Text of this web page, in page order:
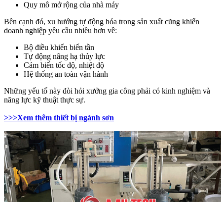
Quy mô mở rộng của nhà máy
Bên cạnh đó, xu hướng tự động hóa trong sản xuất cũng khiến
doanh nghiệp yêu cầu nhiều hơn về:
Bộ điều khiển biến tần
Tự động nâng hạ thủy lực
Cảm biến tốc độ, nhiệt độ
Hệ thống an toàn vận hành
Những yếu tố này đòi hỏi xưởng gia công phải có kinh nghiệm và
năng lực kỹ thuật thực sự.
>>>Xem thêm thiết bị ngành sơn